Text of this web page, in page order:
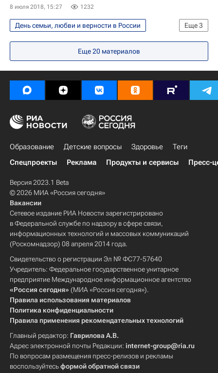
8 июля 2018, 15:27 1232
Еще3
День семьи, любви и верности в России
Общество
Татьяна Голикова
Еще20 материалов
Образование Детские вопросы Здоровье
Теги
Спецпроекты
Реклама Продукты и сервисы Пресс-
Версия 2023.1 Beta
© 2026 МИА «Россия сегодня»
Вакансии
Сетевое издание РИА Новости зарегистрировано
в Федеральной службе по надзору в сфере связи,
информационных технологий и массовых коммуникаций
(Роскомнадзор) 08 апреля 2014 года.
Свидетельство о регистрации Эл № ФС77-57640
Учредитель: Федеральное государственное унитарное
предприятие Международное информационное агентство
«Россия сегодня» (МИА «Россия сегодня»).
Правила использования материалов
Политика конфиденциальности
Правила применения рекомендательных технологий
Главный редактор: Гаврилова А.В.
Адрес электронной почты Редакции: internet-group@ria.ru
По вопросам размещения пресс-релизов и рекламы
воспользуйтесьформой обратной связи